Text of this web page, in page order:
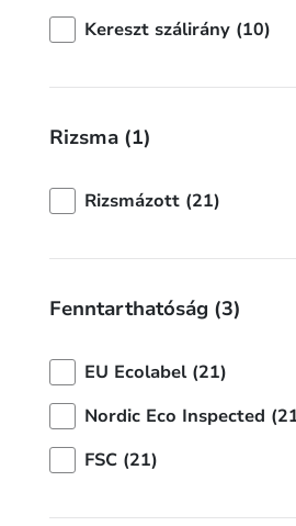
Kereszt szálirány (10)
Rizsma (1)
Rizsmázott (21)
Fenntarthatóság (3)
EU Ecolabel (21)
Nordic Eco Inspected
FSC (21)